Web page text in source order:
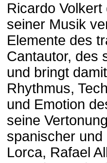
Ricardo
seiner Musik
Elemente des
Cantautor, des
und bringt
Rhythmus,
und Emotion
seine
spanischer
Lorca, Rafael